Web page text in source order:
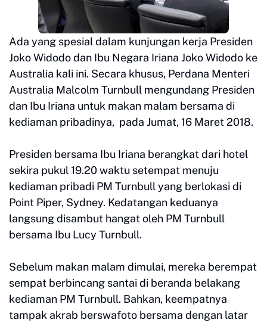
Ada yang spesial dalam kunjungan kerja Presiden
Joko Widodo dan Ibu Negara Iriana Joko Widodo ke
Australia kali ini. Secara khusus, Perdana Menteri
Australia Malcolm Turnbull mengundang Presiden
dan Ibu Iriana untuk makan malam bersama di
kediaman pribadinya, pada Jumat, 16 Maret 2018.
Presiden bersama Ibu Iriana berangkat dari hotel
sekira pukul 19.20 waktu setempat menuju
kediaman pribadi PM Turnbull yang berlokasi di
Point Piper, Sydney. Kedatangan keduanya
langsung disambut hangat oleh PM Turnbull
bersama Ibu Lucy Turnbull.
Sebelum makan malam dimulai, mereka berempat
sempat berbincang santai di beranda belakang
kediaman PM Turnbull. Bahkan, keempatnya
tampak akrab berswafoto bersama dengan latar